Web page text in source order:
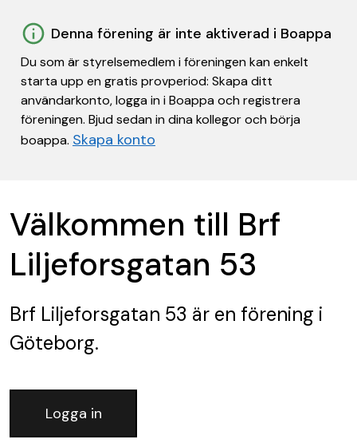
Denna förening är inte aktiverad i Boappa
Du som är styrelsemedlem i föreningen kan enkelt
starta upp en gratis provperiod: Skapa ditt
användarkonto, logga in i Boappa och registrera
föreningen. Bjud sedan in dina kollegor och börja
boappa. Skapa konto
Välkommen till Brf
Liljeforsgatan 53
Brf Liljeforsgatan 53 är en förening i
Göteborg.
Logga in